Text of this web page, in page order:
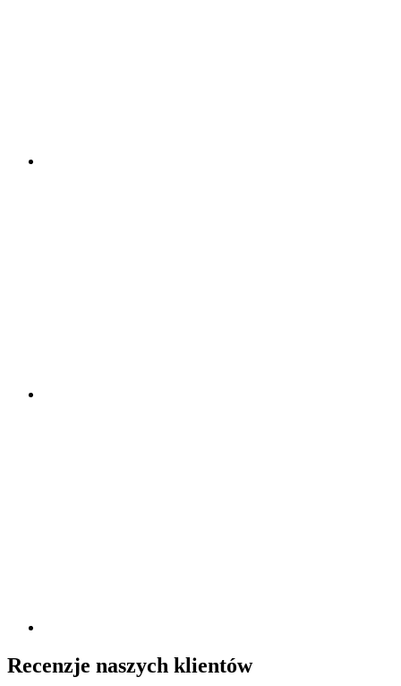
Recenzje naszych klientów